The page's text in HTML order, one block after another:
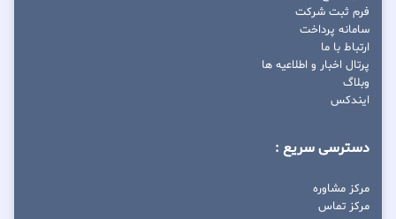
فرم ثبت شرکت
سامانه پرداخت
ارتباط با ما
پرتال اخبار و اطلاعیه ها
وبلاگ
ایندکس
دسترسی سریع :
مرکز مشاوره
مرکز تماس